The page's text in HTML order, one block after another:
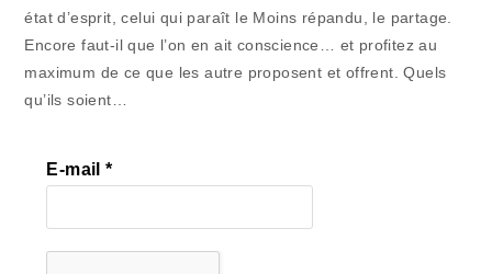
état d’esprit, celui qui paraît le Moins répandu, le partage.
Encore faut-il que l’on en ait conscience… et profitez au
maximum de ce que les autre proposent et offrent. Quels
qu’ils soient…
E-mail*